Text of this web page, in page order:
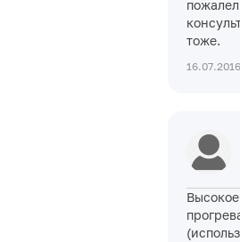
тоже.
16.07.2016